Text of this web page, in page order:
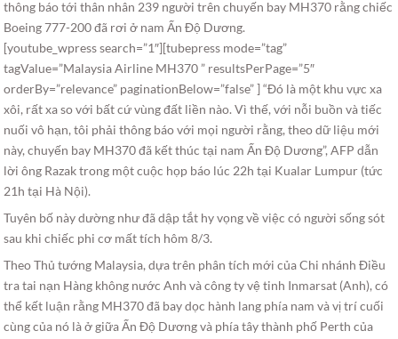
thông báo tới thân nhân 239 người trên chuyến bay MH370 rằng chiếc
Boeing 777-200 đã rơi ở nam Ấn Độ Dương.
[youtube_wpress search=”1″][tubepress mode=”tag”
tagValue=”Malaysia Airline MH370 ” resultsPerPage=”5″
orderBy=”relevance” paginationBelow=”false” ] “Đó là một khu vực xa
xôi, rất xa so với bất cứ vùng đất liền nào. Vì thế, với nỗi buồn và tiếc
nuối vô hạn, tôi phải thông báo với mọi người rằng, theo dữ liệu mới
này, chuyến bay MH370 đã kết thúc tại nam Ấn Độ Dương”, AFP dẫn
lời ông Razak trong một cuộc họp báo lúc 22h tại Kualar Lumpur (tức
21h tại Hà Nội).
Tuyên bố này dường như đã dập tắt hy vọng về việc có người sống sót
sau khi chiếc phi cơ mất tích hôm 8/3.
Theo Thủ tướng Malaysia, dựa trên phân tích mới của Chi nhánh Điều
tra tai nạn Hàng không nước Anh và công ty vệ tinh Inmarsat (Anh), có
thể kết luận rằng MH370 đã bay dọc hành lang phía nam và vị trí cuối
cùng của nó là ở giữa Ấn Độ Dương và phía tây thành phố Perth của